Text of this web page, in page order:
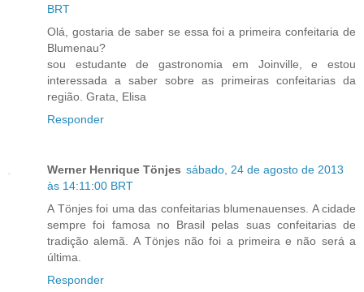
BRT
Olá, gostaria de saber se essa foi a primeira confeitaria de
Blumenau?
sou estudante de gastronomia em Joinville, e estou
interessada a saber sobre as primeiras confeitarias da
região. Grata, Elisa
Responder
Werner Henrique Tönjes sábado, 24 de agosto de 2013
às 14:11:00 BRT
A Tönjes foi uma das confeitarias blumenauenses. A cidade
sempre foi famosa no Brasil pelas suas confeitarias de
tradição alemã. A Tönjes não foi a primeira e não será a
última.
Responder